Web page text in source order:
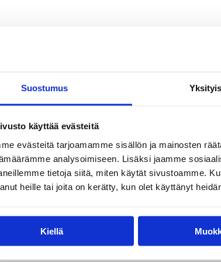
Suostumus
käyttää evästeitä
evästeitä tarjoamamme sisällön ja mainosten
analysoimiseen. Lisäksi jaamme
tietoja siitä, miten käytät sivustoamme.
heille tai joita on kerätty, kun olet käyttänyt
Kiellä
nettisivut
Naisten Korisliiga Pääjuttu